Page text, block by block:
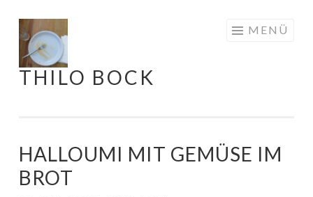
Springe
zum
Inhalt
THILO BOCK
MENÜ
HALLOUMI MIT GEMÜSE IM
BROT